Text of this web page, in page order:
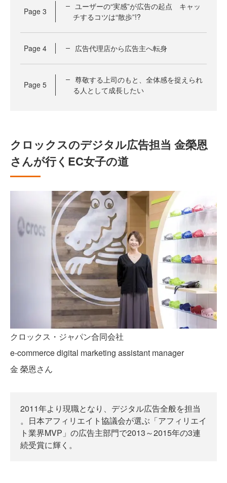
Page 3
ユーザーの“実感”が広告の起点 キャッ
チするコツは“散歩”!?
Page 4 広告代理店から広告主へ転身
Page 5
尊敬する上司のもと、全体感を捉えられ
る人として成長したい
クロックスのデジタル広告担当 金榮恩
さんが行くEC女子の道
クロックス・ジャパン合同会社
e-commerce digital marketing assistant manager
金 榮恩さん
2011年より現職となり、デジタル広告全般を担当
。日本アフィリエイト協議会が選ぶ「アフィリエイ
ト業界MVP」の広告主部門で2013～2015年の3連
続受賞に輝く。